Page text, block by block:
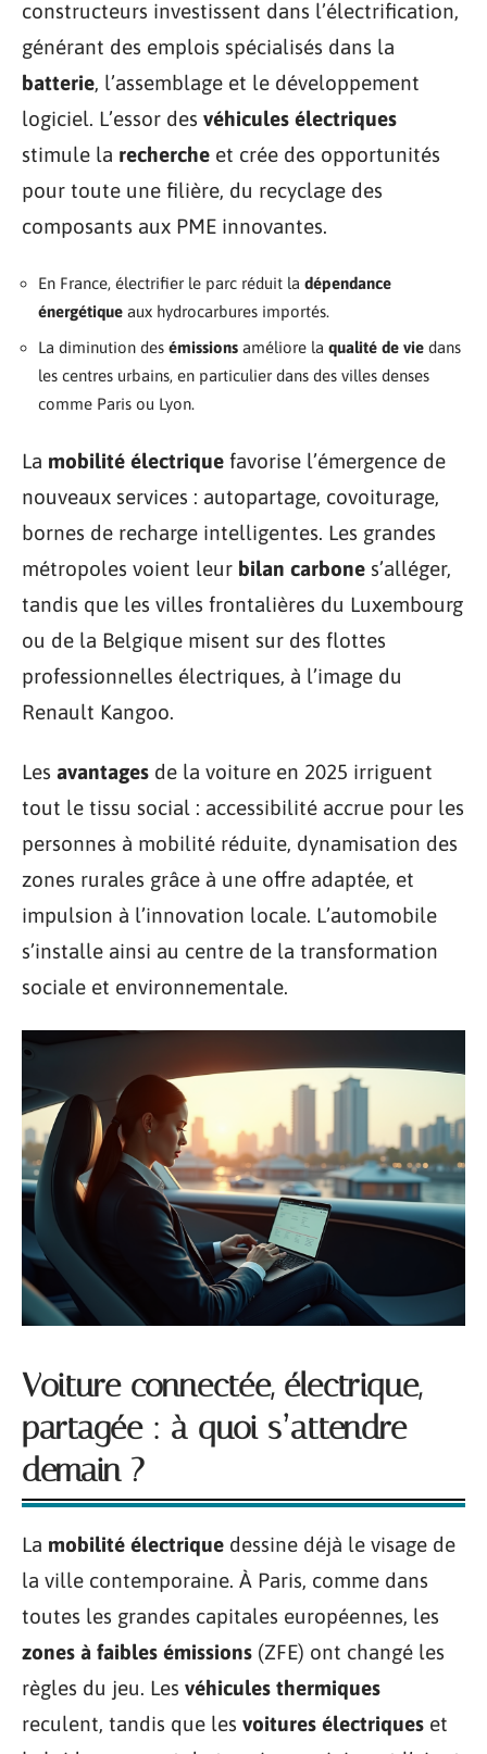
constructeurs investissent dans l’électrification,
générant des emplois spécialisés dans la
batterie, l’assemblage et le développement
logiciel. L’essor des véhicules électriques
stimule la recherche et crée des opportunités
pour toute une filière, du recyclage des
composants aux PME innovantes.
En France, électrifier le parc réduit la dépendance
énergétique aux hydrocarbures importés.
La diminution des émissions améliore la qualité de vie dans
les centres urbains, en particulier dans des villes denses
comme Paris ou Lyon.
La mobilité électrique favorise l’émergence de
nouveaux services : autopartage, covoiturage,
bornes de recharge intelligentes. Les grandes
métropoles voient leur bilan carbone s’alléger,
tandis que les villes frontalières du Luxembourg
ou de la Belgique misent sur des flottes
professionnelles électriques, à l’image du
Renault Kangoo.
Les avantages de la voiture en 2025 irriguent
tout le tissu social : accessibilité accrue pour les
personnes à mobilité réduite, dynamisation des
zones rurales grâce à une offre adaptée, et
impulsion à l’innovation locale. L’automobile
s’installe ainsi au centre de la transformation
sociale et environnementale.
Voiture connectée, électrique,
partagée : à quoi s’attendre
demain ?
La mobilité électrique dessine déjà le visage de
la ville contemporaine. À Paris, comme dans
toutes les grandes capitales européennes, les
zones à faibles émissions (ZFE) ont changé les
règles du jeu. Les véhicules thermiques
reculent, tandis que les voitures électriques et